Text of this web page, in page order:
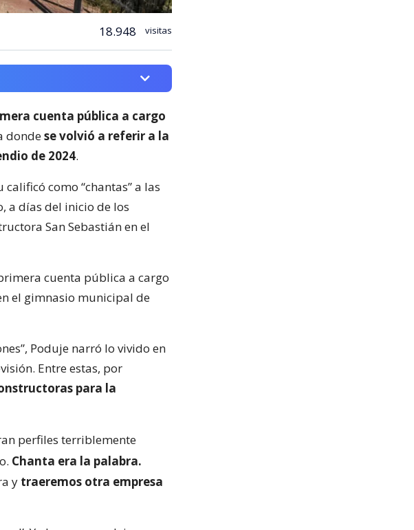
18.948 visitas
cuenta pública a cargo
dondese volvió a referir a la
de 2024.
como “chantas” a las
a días del inicio de los
San Sebastián en el
cuenta pública a cargo
el gimnasio municipal de
Poduje narró lo vivido en
Entre estas, por
para la
perfiles terriblemente
Chanta era la palabra.
y traeremos otra empresa